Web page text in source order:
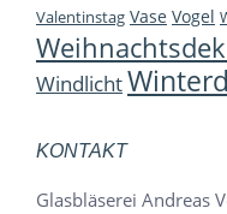
Valentinstag Vase Vogel
Windlicht
KONTAKT
Glasbläserei Andreas